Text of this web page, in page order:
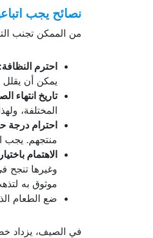
نصائح يجب
من الممكن تجنب
احترم النظافة:
يمكن أن
تاريخ انتهاء
المختلفة،
احترام درجة
منتجهم. يجب
الاهتمام
وغيرها تنجح
موثوق به
ضع الطعام
في الصيف، يزداد